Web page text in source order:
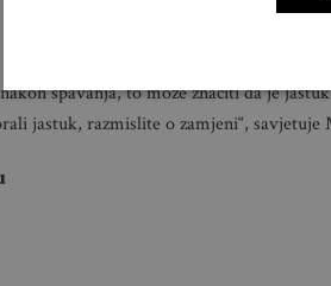
spavanja, to može značiti da je
jastuk, razmislite o zamjeni“, savjetuje